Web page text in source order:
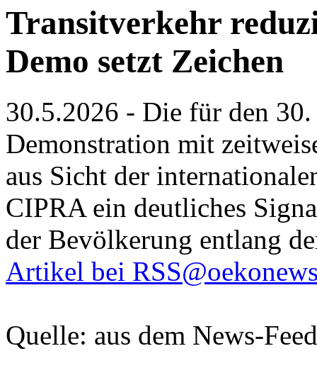
Transitverkehr
Demo setzt Zeichen
30.5.2026 - Die für den
Demonstration mit
aus Sicht der
CIPRA ein deutliches
der Bevölkerung entlang
Artikel bei
Quelle: aus dem News-